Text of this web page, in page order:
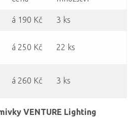
á 190 Kč 3 ks
á 250 Kč 22 ks
á 260 Kč 3 ks
VENTURE Lighting